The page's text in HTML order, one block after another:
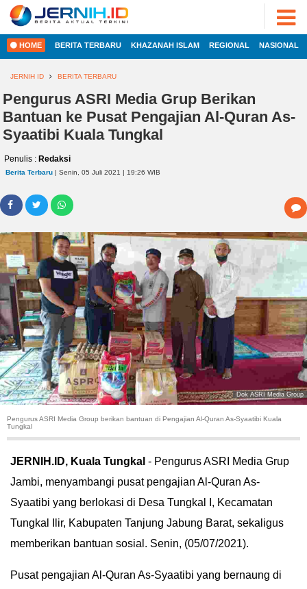
HOME
INTERNASIONAL
EKOBIS
POLITIK
HUKUM
KRIMINAL
KHAZANAH
LEISUR
TEKNOLOGI
OTOMOTIF
OLAHRAGA
ADVERTORIAL
FOTO
VIDEO
PESONA
JAMBI
PESONA
INDONESIA
DUNIA
HEALTH
PROPERTY
LIFESTYLE
ENTREPRENEURSHIP
2022
JERNIH.ID
•
Developed
HOME BERITA TERBARU KHAZANAH ISLAM REGIONAL NASIONAL
JERNIH ID BERITA TERBARU
Pengurus ASRI Media Grup Berikan
Bantuan ke Pusat Pengajian Al-Quran As-
Syaatibi Kuala Tungkal
Penulis : Redaksi
Berita Terbaru | Senin, 05 Juli 2021 | 19:26 WIB
Dok ASRI Media Group
Pengurus ASRI Media Group berikan bantuan di Pengajian Al-Quran As-Syaatibi Kuala
Tungkal
JERNIH.ID, Kuala Tungkal - Pengurus ASRI Media Grup
Jambi, menyambangi pusat pengajian Al-Quran As-
Syaatibi yang berlokasi di Desa Tungkal I, Kecamatan
Tungkal Ilir, Kabupaten Tanjung Jabung Barat, sekaligus
memberikan bantuan sosial. Senin, (05/07/2021).
Pusat pengajian Al-Quran As-Syaatibi yang bernaung di